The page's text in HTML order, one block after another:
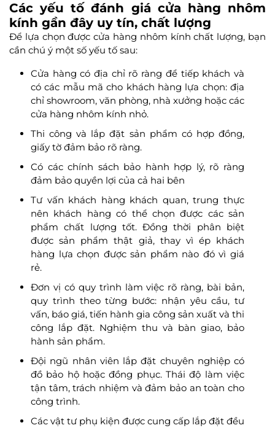
Các yếu tố đánh giá cửa hàng nhôm
kính gần đây uy tín, chất lượng
Để lựa chọn được cửa hàng nhôm kính chất lượng, bạn
cần chú ý một số yếu tố sau:
Cửa hàng có địa chỉ rõ ràng để tiếp khách và
có các mẫu mã cho khách hàng lựa chọn: địa
chỉ showroom, văn phòng, nhà xưởng hoặc các
cửa hàng nhôm kính nhỏ.
Thi công và lắp đặt sản phẩm có hợp đồng,
giấy tờ đảm bảo rõ ràng.
Có các chính sách bảo hành hợp lý, rõ ràng
đảm bảo quyền lợi của cả hai bên
Tư vấn khách hàng khách quan, trung thực
nên khách hàng có thể chọn được các sản
phẩm chất lượng tốt. Đồng thời phân biệt
được sản phẩm thật giả, thay vì ép khách
hàng lựa chọn được sản phẩm nào đó vì giá
rẻ.
Đơn vị có quy trình làm việc rõ ràng, bài bản,
quy trình theo từng bước: nhận yêu cầu, tư
vấn, báo giá, tiến hành gia công sản xuất và thi
công lắp đặt. Nghiệm thu và bàn giao, bảo
hành sản phẩm.
Đội ngũ nhân viên lắp đặt chuyên nghiệp có
đồ bảo hộ hoặc đồng phục. Thái độ làm việc
tận tâm, trách nhiệm và đảm bảo an toàn cho
công trình.
Các vật tư phụ kiện được cung cấp lắp đặt đều